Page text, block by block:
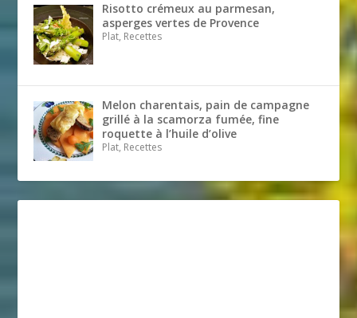
Risotto crémeux au parmesan,
asperges vertes de Provence
Plat, Recettes
Melon charentais, pain de campagne
grillé à la scamorza fumée, fine
roquette à l’huile d’olive
Plat, Recettes